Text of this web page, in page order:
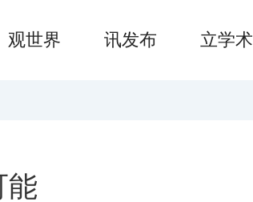
观世界 讯发布 立学术
能